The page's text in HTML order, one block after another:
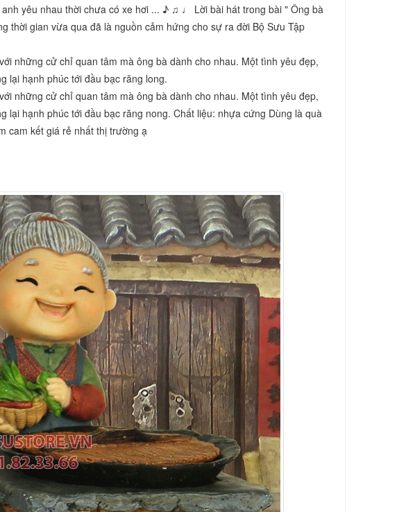
yêu nhau thời chưa có xe hơi ... ♪ ♫ ♩ Lời bài hát trong bài " Ông bà
thời gian vừa qua đã là nguồn cảm hứng cho sự ra đời Bộ Sưu Tập
những cử chỉ quan tâm mà ông bà dành cho nhau. Một tình yêu đẹp,
lại hạnh phúc tới đầu bạc răng long.
những cử chỉ quan tâm mà ông bà dành cho nhau. Một tình yêu đẹp,
lại hạnh phúc tới đầu bạc răng nong. Chất liệu: nhựa cứng Dùng là quà
cam kết giá rẻ nhất thị trường ạ